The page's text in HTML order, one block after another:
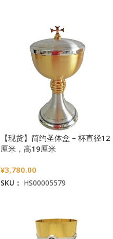
【现货】简约圣体盒 – 杯直径12
厘米，高19厘米
¥3,780.00
SKU： HS00005579